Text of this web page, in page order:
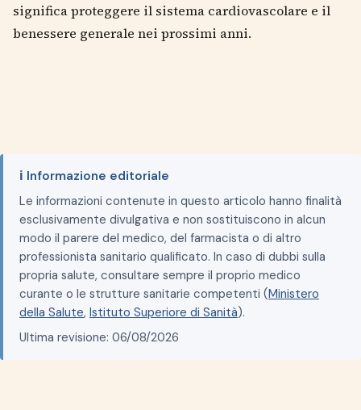
significa proteggere il sistema cardiovascolare e il
benessere generale nei prossimi anni.
ℹ️ Informazione editoriale
Le informazioni contenute in questo articolo hanno finalità
esclusivamente divulgativa e non sostituiscono in alcun
modo il parere del medico, del farmacista o di altro
professionista sanitario qualificato. In caso di dubbi sulla
propria salute, consultare sempre il proprio medico
curante o le strutture sanitarie competenti (Ministero
della Salute, Istituto Superiore di Sanità).
Ultima revisione: 06/08/2026